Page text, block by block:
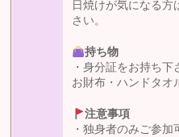
日焼けが気になる方
さい。
持ち物
・身分証をお持ち下
お財布・ハンドタオ
注意事項
・独身者のみご参加